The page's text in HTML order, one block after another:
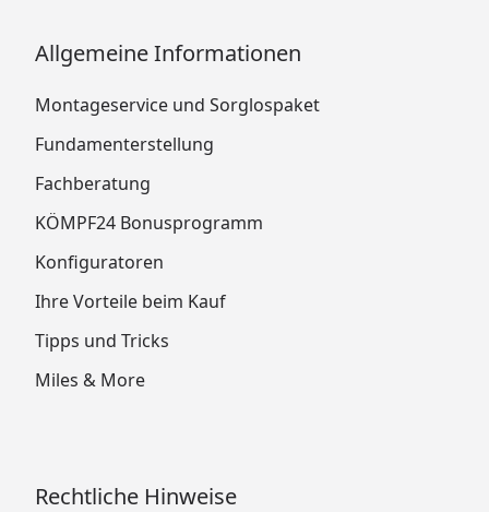
Allgemeine Informationen
Montageservice und Sorglospaket
Fundamenterstellung
Fachberatung
KÖMPF24 Bonusprogramm
Konfiguratoren
Ihre Vorteile beim Kauf
Tipps und Tricks
Miles & More
Rechtliche Hinweise